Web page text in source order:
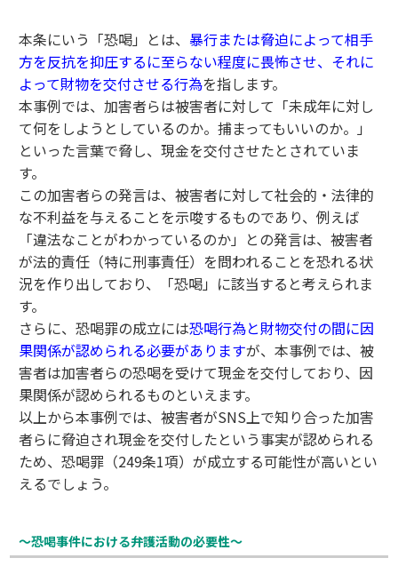
本条にいう「恐喝」とは、暴行または脅迫によって相手
方を反抗を抑圧するに至らない程度に畏怖させ、それに
よって財物を交付させる行為を指します。
本事例では、加害者らは被害者に対して「未成年に対し
て何をしようとしているのか。捕まってもいいのか。」
といった言葉で脅し、現金を交付させたとされていま
す。
この加害者らの発言は、被害者に対して社会的・法律的
な不利益を与えることを示唆するものであり、例えば
「違法なことがわかっているのか」との発言は、被害者
が法的責任（特に刑事責任）を問われることを恐れる状
況を作り出しており、「恐喝」に該当すると考えられま
す。
さらに、恐喝罪の成立には恐喝行為と財物交付の間に因
果関係が認められる必要がありますが、本事例では、被
害者は加害者らの恐喝を受けて現金を交付しており、因
果関係が認められるものといえます。
以上から本事例では、被害者がSNS上で知り合った加害
者らに脅迫され現金を交付したという事実が認められる
ため、恐喝罪（249条1項）が成立する可能性が高いとい
えるでしょう。
〜恐喝事件における弁護活動の必要性〜